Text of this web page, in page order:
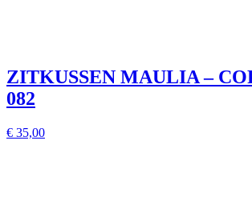
ZITKUSSEN MAULIA –
082
€ 35,00